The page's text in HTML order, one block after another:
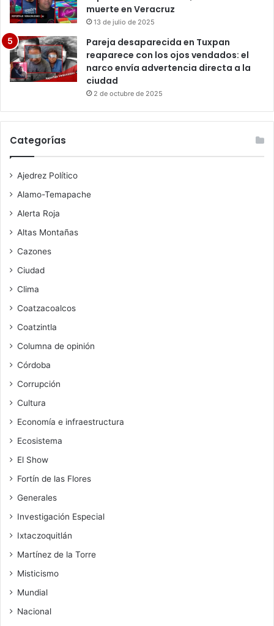
muerte en Veracruz
13 de julio de 2025
Pareja desaparecida en Tuxpan
reaparece con los ojos vendados: el
narco envía advertencia directa a la
ciudad
2 de octubre de 2025
Categorías
Ajedrez Político
Alamo-Temapache
Alerta Roja
Altas Montañas
Cazones
Ciudad
Clima
Coatzacoalcos
Coatzintla
Columna de opinión
Córdoba
Corrupción
Cultura
Economía e infraestructura
Ecosistema
El Show
Fortín de las Flores
Generales
Investigación Especial
Ixtaczoquitlán
Martínez de la Torre
Misticismo
Mundial
Nacional